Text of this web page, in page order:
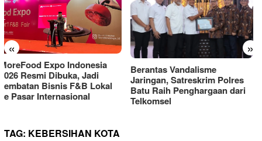
« »
Berantas Vandalisme
Jaringan, Satreskrim Polres
Batu Raih Penghargaan dari
Telkomsel
RM OG Alami Kenaikan
Omset di Porprov IX Jatim
2025
TAG: KEBERSIHAN KOTA